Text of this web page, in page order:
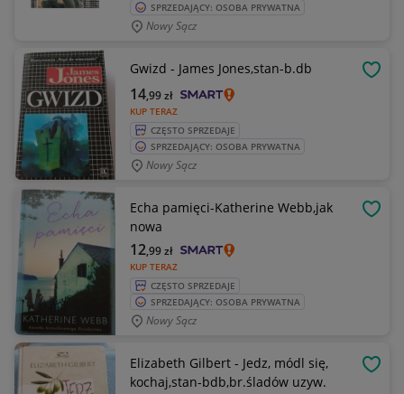
SPRZEDAJĄCY: OSOBA PRYWATNA
Nowy Sącz
Gwizd - James Jones,stan-b.db
KUP TERAZ
14,99zł
CZĘSTO SPRZEDAJE
SPRZEDAJĄCY: OSOBA PRYWATNA
Nowy Sącz
Echa pamięci-Katherine Webb,jak
nowa
KUP TERAZ
12,99zł
CZĘSTO SPRZEDAJE
SPRZEDAJĄCY: OSOBA PRYWATNA
Nowy Sącz
Elizabeth Gilbert - Jedz, módl się,
kochaj,stan-bdb,br.śladów uzyw.